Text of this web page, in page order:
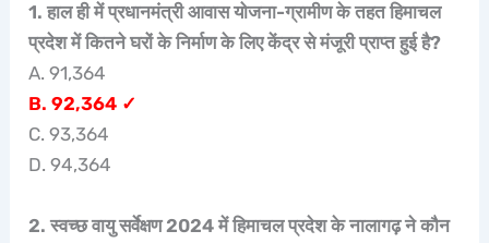
1. हाल ही में प्रधानमंत्री आवास योजना-ग्रामीण के तहत हिमाचल
प्रदेश में कितने घरों के निर्माण के लिए केंद्र से मंजूरी प्राप्त हुई है?
A. 91,364
B. 92,364 ✓
C. 93,364
D. 94,364
2. स्वच्छ वायु सर्वेक्षण 2024 में हिमाचल प्रदेश के नालागढ़ ने कौन